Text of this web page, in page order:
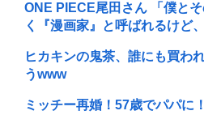
ONE PIECE尾田さん 「僕と
く『漫画家』と呼ばれるけど
ヒカキンの鬼茶、誰にも買わ
うwww
ミッチー再婚！57歳でパパに